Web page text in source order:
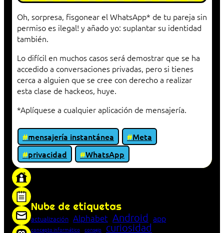
Oh, sorpresa, fisgonear el WhatsApp* de tu pareja sin
permiso es ilegal! y añado yo: suplantar su identidad
también.
Lo difícil en muchos casos será demostrar que se ha
accedido a conversaciones privadas, pero si tienes
cerca a alguien que se cree con derecho a realizar
esta clase de hackeos, huye.
*Aplíquese a cualquier aplicación de mensajería.
mensajería instantánea
Meta
privacidad
WhatsApp
Nube de etiquetas
actualización Alphabet Android app
concepto informático consejo curiosidad